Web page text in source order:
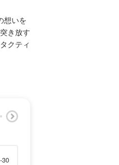
想いを
き放す
クティ
30